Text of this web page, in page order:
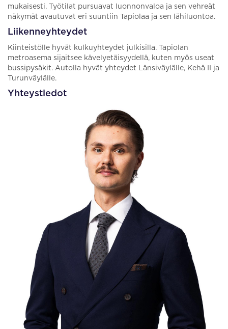
mukaisesti. Työtilat pursuavat luonnonvaloa ja sen vehreät
näkymät avautuvat eri suuntiin Tapiolaa ja sen lähiluontoa.
Liikenneyhteydet
Kiinteistölle hyvät kulkuyhteydet julkisilla. Tapiolan
metroasema sijaitsee kävelyetäisyydellä, kuten myös useat
bussipysäkit. Autolla hyvät yhteydet Länsiväylälle, Kehä II ja
Turunväylälle.
Yhteystiedot